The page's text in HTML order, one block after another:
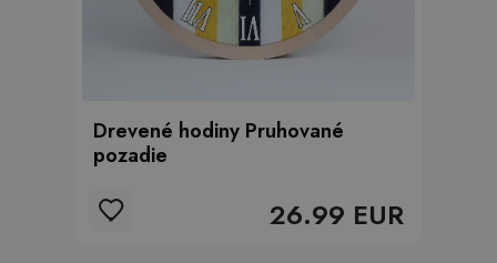
Drevené hodiny Pruhované
pozadie
26.99 EUR